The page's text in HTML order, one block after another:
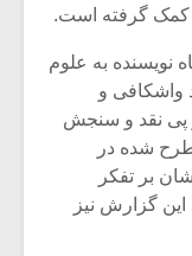
کمک گرفته است.
نویسنده به علوم
واشکافی و
پی نقد و سنجش
شده در
بر تفکر
گزارش نیز